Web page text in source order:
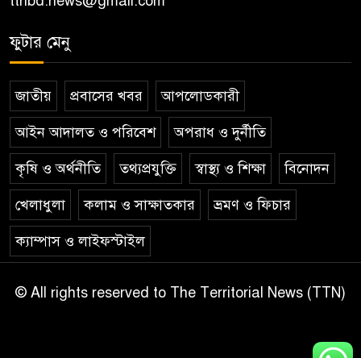
ফুটার মেনু
জাতীয় প্রবাসের খবর আপলোডকারী
আইন আদালত ও পরিবেশ অপরাধ ও দুর্নীতি
কৃষি ও অর্থনীতি তথ্যপ্রযুক্তি স্বাস্থ্য ও শিক্ষা বিনোদন
খেলাধুলা কলাম ও সাক্ষাতকার ভ্রমণ ও ফিচার
ক্যাম্পাস ও লাইফস্টাইল
© All rights reserved to The Territorial News (TTN)